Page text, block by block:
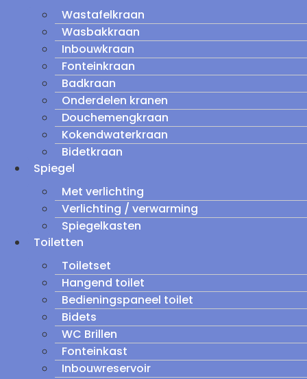
Wastafelkraan
Wasbakkraan
Inbouwkraan
Fonteinkraan
Badkraan
Onderdelen kranen
Douchemengkraan
Kokendwaterkraan
Bidetkraan
Spiegel
Met verlichting
Verlichting / verwarming
Spiegelkasten
Toiletten
Toiletset
Hangend toilet
Bedieningspaneel toilet
Bidets
WC Brillen
Fonteinkast
Inbouwreservoir